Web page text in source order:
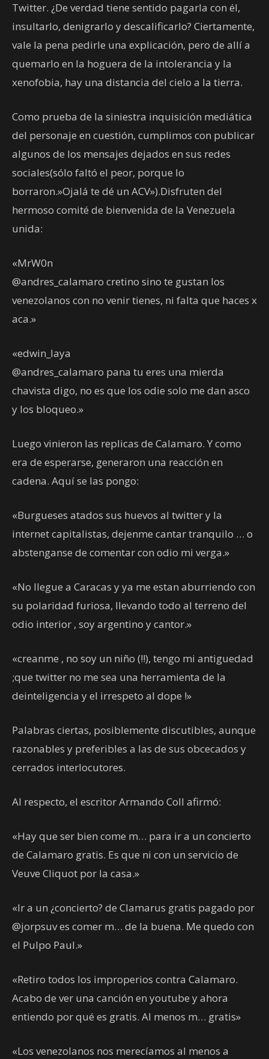
Twitter. ¿De verdad tiene sentido pagarla con él,
insultarlo, denigrarlo y descalificarlo? Ciertamente,
vale la pena pedirle una explicación, pero de allí a
quemarlo en la hoguera de la intolerancia y la
xenofobia, hay una distancia del cielo a la tierra.
Como prueba de la siniestra inquisición mediática
del personaje en cuestión, cumplimos con publicar
algunos de los mensajes dejados en sus redes
sociales(sólo faltó el peor, porque lo
borraron.»Ojalá te dé un ACV»).Disfruten del
hermoso comité de bienvenida de la Venezuela
unida:
«MrW0n
@andres_calamaro cretino sino te gustan los
venezolanos con no venir tienes, ni falta que haces x
aca.»
«edwin_laya
@andres_calamaro pana tu eres una mierda
chavista digo, no es que los odie solo me dan asco
y los bloqueo.»
Luego vinieron las replicas de Calamaro. Y como
era de esperarse, generaron una reacción en
cadena. Aquí se las pongo:
«Burgueses atados sus huevos al twitter y la
internet capitalistas, dejenme cantar tranquilo … o
abstenganse de comentar con odio mi verga.»
«No llegue a Caracas y ya me estan aburriendo con
su polaridad furiosa, llevando todo al terreno del
odio interior , soy argentino y cantor.»
«creanme , no soy un niño (!!), tengo mi antiguedad
;que twitter no me sea una herramienta de la
deinteligencia y el irrespeto al dope !»
Palabras ciertas, posiblemente discutibles, aunque
razonables y preferibles a las de sus obcecados y
cerrados interlocutores.
Al respecto, el escritor Armando Coll afirmó:
«Hay que ser bien come m… para ir a un concierto
de Calamaro gratis. Es que ni con un servicio de
Veuve Cliquot por la casa.»
«Ir a un ¿concierto? de Clamarus gratis pagado por
@jorpsuv es comer m… de la buena. Me quedo con
el Pulpo Paul.»
«Retiro todos los improperios contra Calamaro.
Acabo de ver una canción en youtube y ahora
entiendo por qué es gratis. Al menos m… gratis»
«Los venezolanos nos merecíamos al menos a